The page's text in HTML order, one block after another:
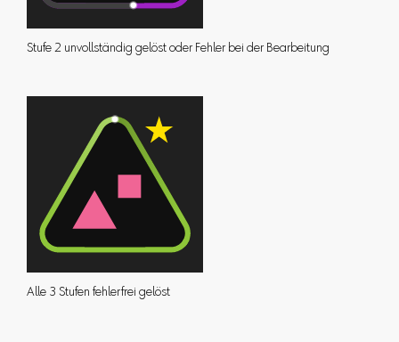
Stufe 2 unvollständig gelöst oder Fehler bei der Bearbeitung
Alle 3 Stufen fehlerfrei gelöst